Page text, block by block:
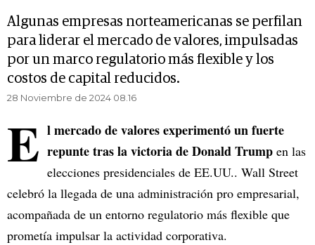
Algunas empresas norteamericanas se perfilan
para liderar el mercado de valores, impulsadas
por un marco regulatorio más flexible y los
costos de capital reducidos.
28 Noviembre de 2024 08.16
E l mercado de valores experimentó un fuerte
repunte tras la victoria de Donald Trump en las
elecciones presidenciales de EE.UU.. Wall Street
celebró la llegada de una administración pro empresarial,
acompañada de un entorno regulatorio más flexible que
prometía impulsar la actividad corporativa.